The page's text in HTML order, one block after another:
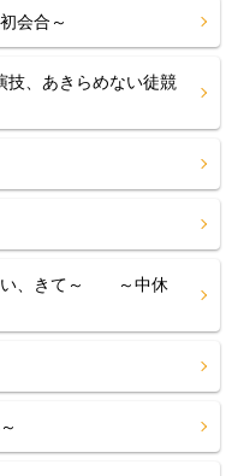
会合～
、あきらめない徒競
い、きて～ ～中休